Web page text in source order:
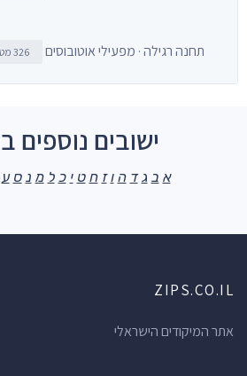
תחנה רגילה · מפעילי אוטובוסים 326 מטר
ישובים נוספים
א ב ג ד ה ו ז ח ט י כ ל מ נ ס ע
ZIPS.CO.IL
אתר המיקודים הישראלי